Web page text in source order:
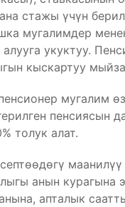
стажы үчүн
мугалимдер
укуктуу.
кыскартуу
мугалим
пенсиясын
толук алат.
маанилүү
анын курагына
апталык